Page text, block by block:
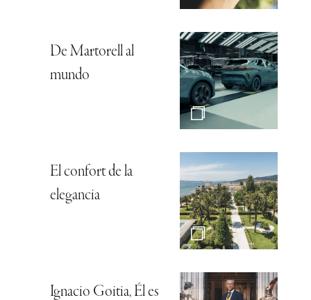
De Martorell al
mundo
El confort de la
elegancia
Ignacio Goitia, Él es